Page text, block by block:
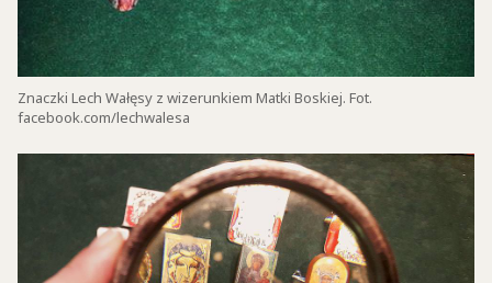
Znaczki Lech Wałęsy z wizerunkiem Matki Boskiej. Fot.
facebook.com/lechwalesa